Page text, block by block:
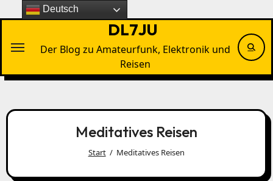
Inhalten
DL7JU
Der Blog zu Amateurfunk, Elektronik und
Reisen
Meditatives Reisen
Start Meditatives Reisen
Deutsch